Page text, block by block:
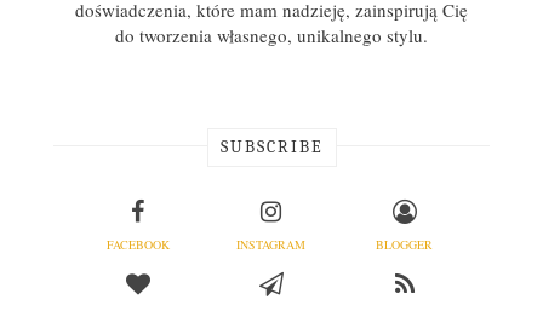
doświadczenia, które mam nadzieję, zainspirują Cię
do tworzenia własnego, unikalnego stylu.
SUBSCRIBE
FACEBOOK INSTAGRAM BLOGGER